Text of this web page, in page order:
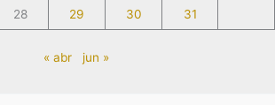
28 29 30 31
« abr jun »